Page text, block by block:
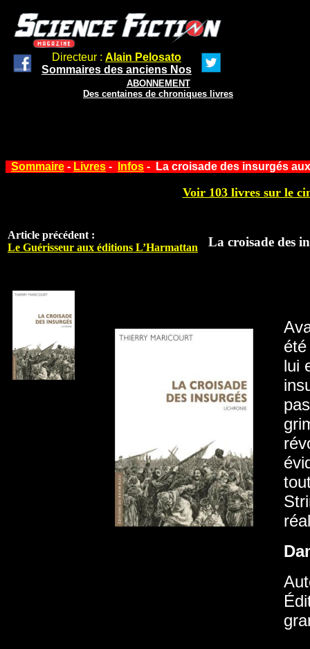
Directeur : Alain Pelosato
Sommaires des anciens Nos
ABONNEMENT
Des centaines de chroniques livres
Sommaire - Livres - Infos - La croisade des insurgés
Voir 103 livres sur le
Article précédent :
Le Guérisseur aux éditions L’Harmattan
La croisade des
lui